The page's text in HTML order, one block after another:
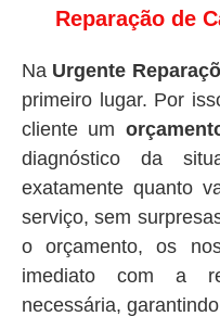
Reparação de
Na Urgente
primeiro lugar. Por
cliente um
diagnóstico da
exatamente quanto
serviço, sem
o orçamento, os
imediato com a
necessária, garantindo